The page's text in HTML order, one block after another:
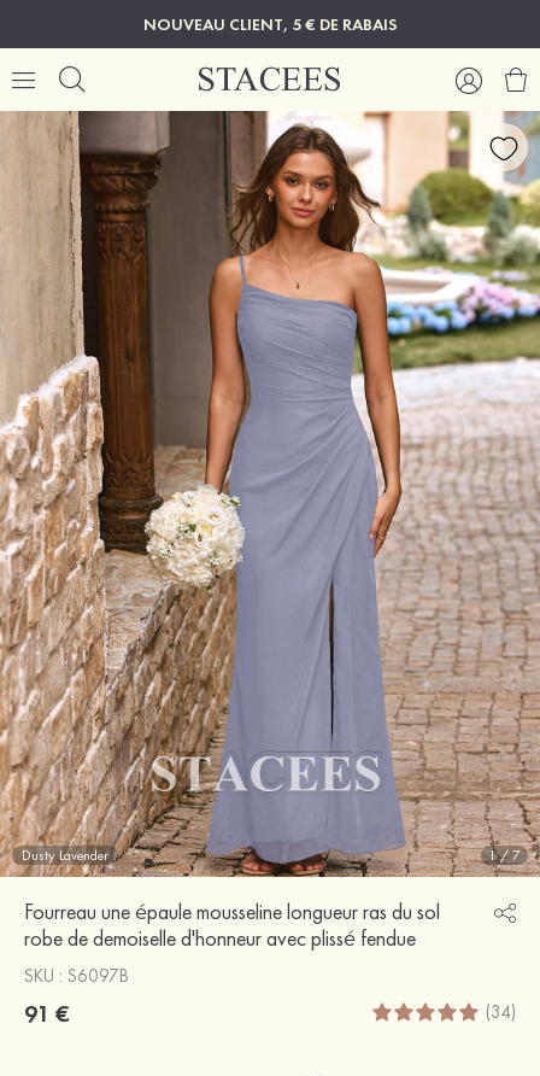
NOUVEAU CLIENT, 5 € DE RABAIS
Dusty Lavender 1/7
Fourreau une épaule mousseline longueur ras du sol
robe de demoiselle d'honneur avec plissé fendue
SKU : S6097B
91 € (34)